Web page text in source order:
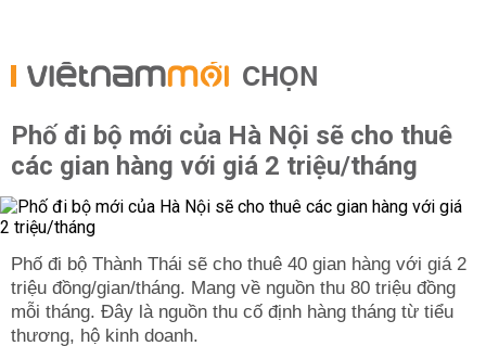
CHỌN
Phố đi bộ mới của Hà Nội sẽ cho thuê
các gian hàng với giá 2 triệu/tháng
Phố đi bộ Thành Thái sẽ cho thuê 40 gian hàng với giá 2
triệu đồng/gian/tháng. Mang về nguồn thu 80 triệu đồng
mỗi tháng. Đây là nguồn thu cố định hàng tháng từ tiểu
thương, hộ kinh doanh.